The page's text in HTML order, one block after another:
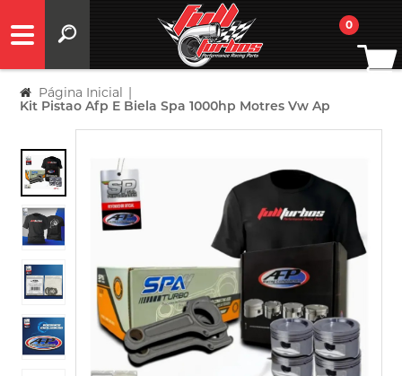
0
Página Inicial |
Kit Pistao Afp E Biela Spa 1000hp Motres Vw Ap